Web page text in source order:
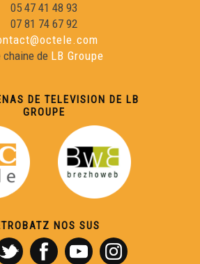
05 47 41 48 93
07 81 74 67 92
chaine de LB Groupe
DE TELEVISION DE LB
GROUPE
NOS SUS